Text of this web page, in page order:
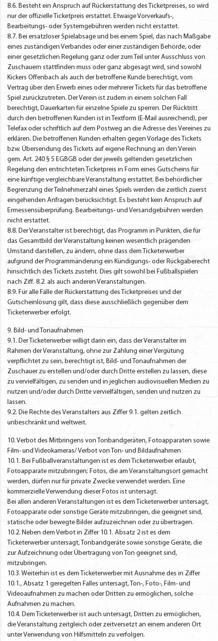
8.6. Besteht ein Anspruch auf Rückerstattung des Ticketpreises, so wird
nur der offizielle Ticketpreis erstattet. Etwaige Vorverkaufs-,
Bearbeitungs- oder Systemgebühren werden nicht erstattet.
8.7. Bei ersatzloser Spielabsage und bei einem Spiel, das nach Maßgabe
eines zuständigen Verbandes oder einer zuständigen Behörde, oder
einer gesetzlichen Regelung ganz oder zum Teil unter Ausschluss von
Zuschauern stattfinden muss oder ganz abgesagt wird, sind sowohl
Kickers Offenbach als auch der betroffene Kunde berechtigt, vom
Vertrag über den Erwerb eines oder mehrerer Tickets für das betroffene
Spiel zurückzutreten. Der Verein ist zudem in einem solchen Fall
berechtigt, Dauerkarten für einzelne Spiele zu sperren. Der Rücktritt
durch den betroffenen Kunden ist in Textform (E-Mail ausreichend), per
Telefax oder schriftlich auf dem Postweg an die Adresse des Vereines zu
erklären. Die betroffenen Kunden erhalten gegen Vorlage des Tickets
bzw. Übersendung des Tickets auf eigene Rechnung an den Verein
gem. Art. 240 § 5 EGBGB oder der jeweils geltenden gesetzlichen
Regelung den entrichteten Ticketpreis in Form eines Gutscheins für
eine künftige vergleichbare Veranstaltung erstattet. Bei behördlicher
Begrenzung der Teilnehmerzahl eines Spiels werden die zeitlich zuerst
eingehenden Anfragen berücksichtigt. Es besteht kein Anspruch auf
Ermessensüberprüfung. Bearbeitungs- und Versandgebühren werden
nicht erstattet.
8.8. Der Veranstalter ist berechtigt, das Programm in Punkten, die für
das Gesamtbild der Veranstaltung keinen wesentlich prägenden
Umstand darstellen, zu ändern, ohne dass dem Ticketerwerber
aufgrund der Programmänderung ein Kündigungs- oder Rückgaberecht
hinsichtlich des Tickets zusteht. Dies gilt sowohl bei Fußballspielen
nach Ziff. 8.2. als auch anderen Veranstaltungen.
8.9. Für alle Fälle der Rückerstattung des Ticketpreises und der
Gutscheinlösung gilt, dass diese ausschließlich gegenüber dem
Ticketerwerber erfolgt.
9. Bild- und Tonaufnahmen
9.1. Der Ticketerwerber willigt darin ein, dass der Veranstalter im
Rahmen der Veranstaltung, ohne zur Zahlung einer Vergütung
verpflichtet zu sein, berechtigt ist, Bild- und Tonaufnahmen der
Zuschauer zu erstellen und/oder durch Dritte erstellen zu lassen, diese
zu vervielfältigen, zu senden und in jeglichen audiovisuellen Medien zu
nutzen und/oder durch Dritte vervielfältigen, senden und nutzen zu
lassen.
9.2. Die Rechte des Veranstalters aus Ziffer 9.1. gelten zeitlich
unbeschränkt und weltweit.
10. Verbot des Mitbringens von Tonbandgeräten, Fotoapparaten sowie
Film- und Videokameras/ Verbot von Ton- und Bildaufnahmen
10.1. Bei Fußballveranstaltungen ist es dem Ticketerwerber erlaubt,
Fotoapparate mitzubringen; Fotos, die am Veranstaltungsort gemacht
werden, dürfen nur für private Zwecke verwendet werden. Eine
kommerzielle Verwendung dieser Fotos ist untersagt.
Bei allen anderen Veranstaltungen ist es dem Ticketerwerber untersagt,
Fotoapparate oder sonstige Geräte mitzubringen, die geeignet sind,
statische oder bewegte Bilder aufzuzeichnen oder zu übertragen.
10.2. Neben dem Verbot in Ziffer 10.1. Absatz 2 ist es dem
Ticketerwerber untersagt, Tonbandgeräte sowie sonstige Geräte, die
zur Aufzeichnung oder Übertragung von Ton geeignet sind,
mitzubringen.
10.3. Weiterhin ist es dem Ticketerwerber mit Ausnahme des in Ziffer
10.1., Absatz 1 geregelten Falles untersagt, Ton-, Foto-, Film- und
Videoaufnahmen zu machen oder Dritten zu ermöglichen, solche
Aufnahmen zu machen.
10.4. Dem Ticketerwerber ist auch untersagt, Dritten zu ermöglichen,
die Veranstaltung zeitgleich oder zeitversetzt an einem anderen Ort
unter Verwendung von Hilfsmitteln zu verfolgen.